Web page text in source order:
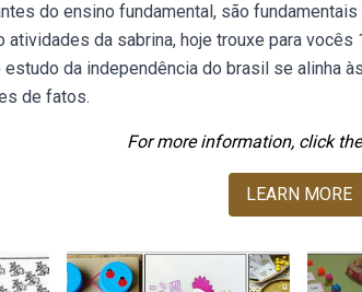
do ensino fundamental, são
atividades da sabrina, hoje trouxe para
estudo da independência do brasil se alinha
de fatos.
For more information, click
LEARN MORE